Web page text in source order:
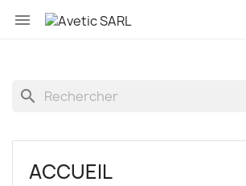

search
ACCUEIL